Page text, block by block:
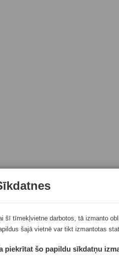
šī tīmekļvietne darbotos, tā izmanto
šajā vietnē var tikt izmantotas
piekrītat šo papildu sīkdatņu